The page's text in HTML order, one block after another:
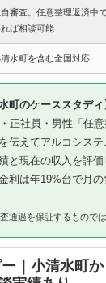
審査。任意整理返済中
れば相談可能
水町を含む全国対応
町のケーススタディ
正社員・男性「任
伝えてアルコシス
と現在の収入を評
利は年19%台で月
通過を保証するもので
｜小清水町か